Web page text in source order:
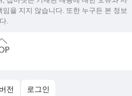
을 지지 않습니다. 또한 누구든 본 정보
.
전 로그인